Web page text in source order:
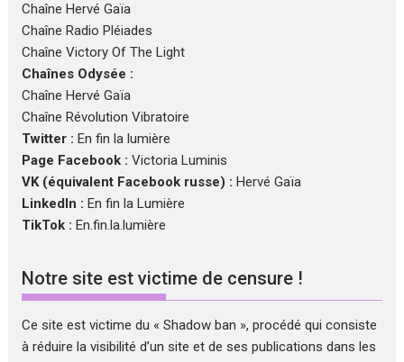
Chaîne Hervé Gaïa
Chaîne Radio Pléiades
Chaîne Victory Of The Light
Chaînes Odysée :
Chaîne Hervé Gaïa
Chaîne Révolution Vibratoire
Twitter : En fin la lumière
Page Facebook : Victoria Luminis
VK (équivalent Facebook russe) : Hervé Gaïa
LinkedIn : En fin la Lumière
TikTok : En.fin.la.lumière
Notre site est victime de censure !
Ce site est victime du « Shadow ban », procédé qui consiste
à réduire la visibilité d’un site et de ses publications dans les